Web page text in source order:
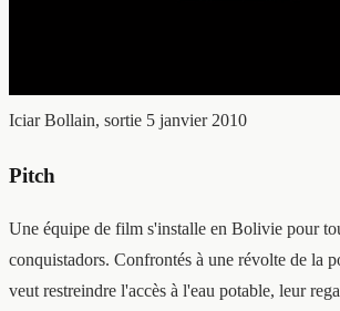
Iciar Bollain, sortie 5 janvier 2010
Pitch
Une équipe de film s'installe en Bolivie pour
conquistadors. Confrontés à une révolte de la
veut restreindre l'accès à l'eau potable, leur